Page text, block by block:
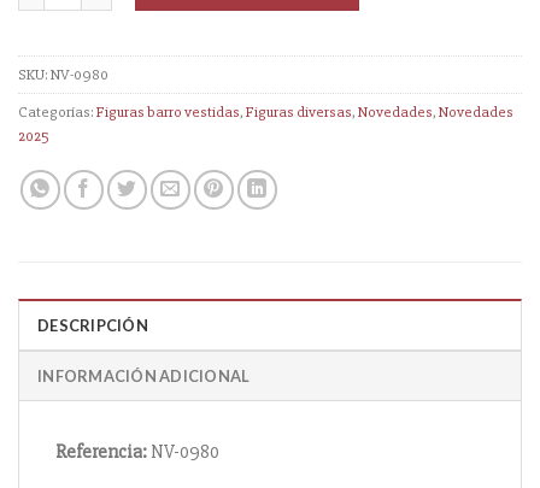
SKU:NV-0980
Categorías:Figuras barro vestidas,Figuras diversas,Novedades,Novedades
2025
DESCRIPCIÓN
INFORMACIÓN ADICIONAL
Referencia: NV-0980